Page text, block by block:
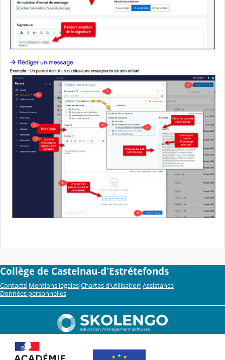
Collège de Castelnau-d'Estrétefonds
Contacts Mentions légales Chartes d'utilisation Assistance
Données personnelles